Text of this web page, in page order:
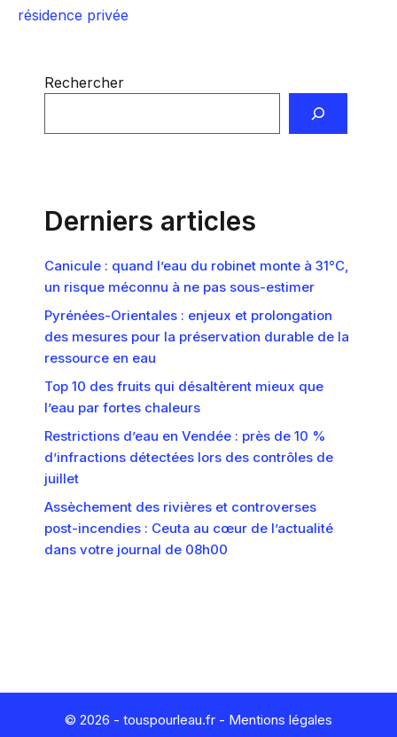
résidence privée
Rechercher
Derniers articles
Canicule : quand l’eau du robinet monte à 31°C,
un risque méconnu à ne pas sous-estimer
Pyrénées-Orientales : enjeux et prolongation
des mesures pour la préservation durable de la
ressource en eau
Top 10 des fruits qui désaltèrent mieux que
l’eau par fortes chaleurs
Restrictions d’eau en Vendée : près de 10 %
d’infractions détectées lors des contrôles de
juillet
Assèchement des rivières et controverses
post-incendies : Ceuta au cœur de l’actualité
dans votre journal de 08h00
© 2026 - touspourleau.fr - Mentions légales